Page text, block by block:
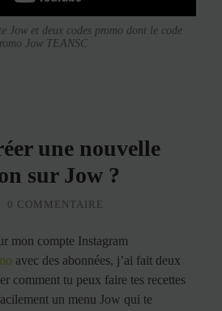
Jow et deux codes promo dont le code
Jow TEANSC
une nouvelle
sur Jow ?
0 COMMENTAIRE
mon compte Instagram
avec des abonnées, j’ai fait deux
comment tu peux faire tes recettes
un menu Jow qui te